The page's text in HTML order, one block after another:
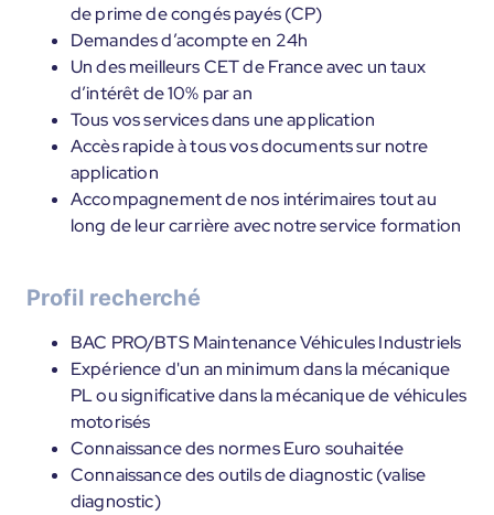
de prime de congés payés (CP)
Demandes d’acompte en 24h
Un des meilleurs CET de France avec un taux
d’intérêt de 10% par an
Tous vos services dans une application
Accès rapide à tous vos documents sur notre
application
Accompagnement de nos intérimaires tout au
long de leur carrière avec notre service formation
Profil recherché
BAC PRO/BTS Maintenance Véhicules Industriels
Expérience d'un an minimum dans la mécanique
PL ou significative dans la mécanique de véhicules
motorisés
Connaissance des normes Euro souhaitée
Connaissance des outils de diagnostic (valise
diagnostic)